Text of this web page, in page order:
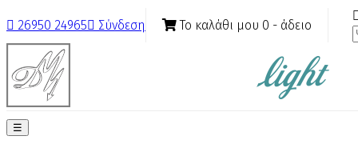
 26950 24965 Σύνδεση Το καλάθι μου 0 - άδειο
Toggle
navigation
☰